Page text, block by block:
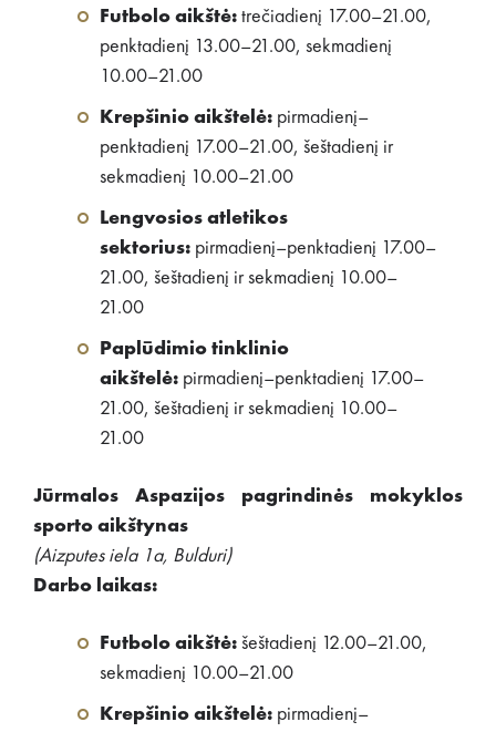
Futbolo aikštė: trečiadienį 17.00–21.00,
penktadienį 13.00–21.00, sekmadienį
10.00–21.00
Krepšinio aikštelė: pirmadienį–
penktadienį 17.00–21.00, šeštadienį ir
sekmadienį 10.00–21.00
Lengvosios atletikos
sektorius: pirmadienį–penktadienį 17.00–
21.00, šeštadienį ir sekmadienį 10.00–
21.00
Paplūdimio tinklinio
aikštelė: pirmadienį–penktadienį 17.00–
21.00, šeštadienį ir sekmadienį 10.00–
21.00
Jūrmalos Aspazijos pagrindinės mokyklos
sporto aikštynas
(Aizputes iela 1a, Bulduri)
Darbo laikas:
Futbolo aikštė: šeštadienį 12.00–21.00,
sekmadienį 10.00–21.00
Krepšinio aikštelė: pirmadienį–